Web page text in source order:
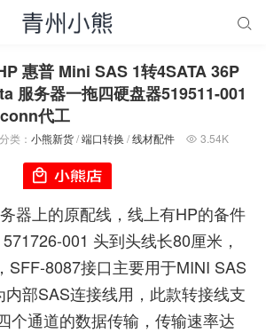

惠普 Mini SAS 1转4SATA 36P
服务器一拖四硬盘器519511-001
代工
分类： 小熊新货/端口转换 /线材配件  3.54K
器上的原配线，线上有HP的备件
001 头到头线长80厘米，
SFF-8087接口主要用于MINI SAS
部SAS连接线用，此款转接线支
个通道的数据传输，传输速率达